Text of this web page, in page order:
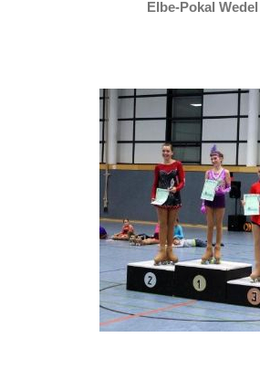
Elbe-Pokal